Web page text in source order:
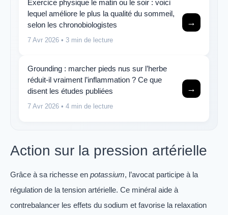
Exercice physique le matin ou le soir : voici
lequel améliore le plus la qualité du sommeil,
selon les chronobiologistes
7 Avr 2026 • 3 min de lecture
→
Grounding : marcher pieds nus sur l’herbe
réduit-il vraiment l’inflammation ? Ce que
disent les études publiées
7 Avr 2026 • 4 min de lecture
→
Action sur la pression artérielle
Grâce à sa richesse en potassium, l’avocat participe à la
régulation de la tension artérielle. Ce minéral aide à
contrebalancer les effets du sodium et favorise la relaxation